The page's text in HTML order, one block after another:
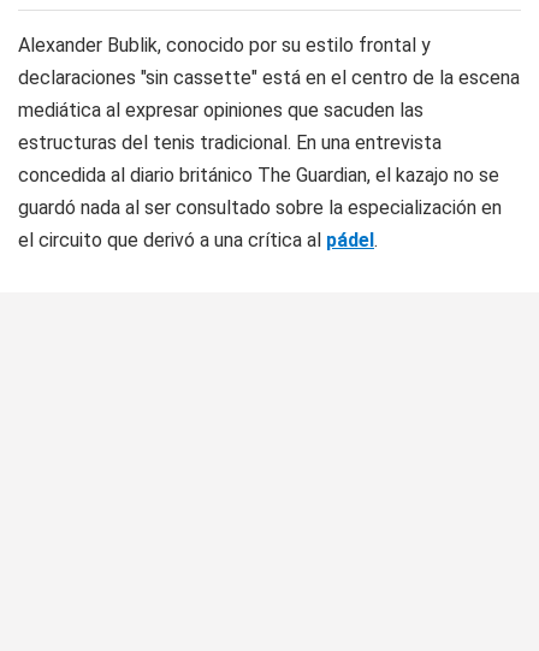
Alexander Bublik, conocido por su estilo frontal y
declaraciones "sin cassette" está en el centro de la escena
mediática al expresar opiniones que sacuden las
estructuras del tenis tradicional. En una entrevista
concedida al diario británico The Guardian, el kazajo no se
guardó nada al ser consultado sobre la especialización en
el circuito que derivó a una crítica al pádel.